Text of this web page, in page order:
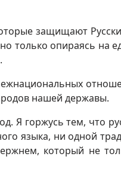
защищают
только опираясь на
нашей державы.
Я горжусь тем, что
языка, ни одной
который не